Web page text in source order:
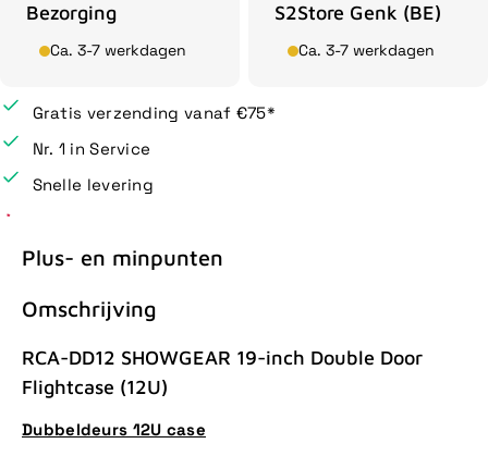
Bezorging
Ca. 3-7 werkdagen
S2Store Genk (BE)
Ca. 3-7 werkdagen
Gratis verzending vanaf €75*
Nr. 1 in Service
Snelle levering
Plus- en minpunten
Omschrijving
RCA-DD12 SHOWGEAR 19-inch Double Door
Flightcase (12U)
Dubbeldeurs 12U case